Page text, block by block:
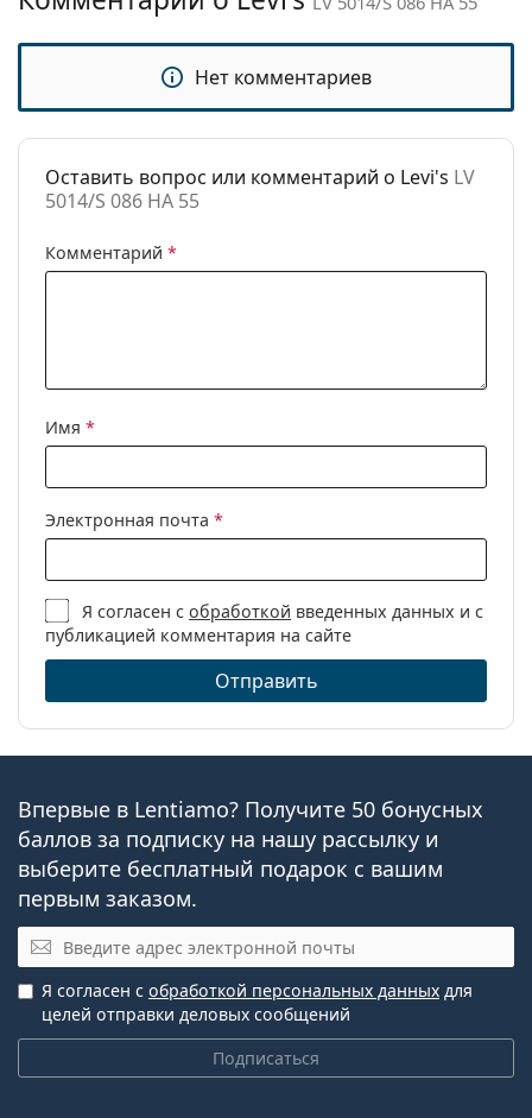
Категория:
Солнцезащитные очки
Бренд:
Levi´s
Использование:
Мода
Нет комментариев
Оставить вопрос или комментарий о Levi's LV
5014/S 086 HA 55
Комментарий *
Имя *
Электронная почта *
Я согласен собработкой введенных данных и с
публикацией комментария на сайте
Отправить
Впервые в Lentiamo? Получите 50 бонусных
баллов за подписку на нашу рассылку и
выберите бесплатный подарок с вашим
первым заказом.
Электронная почта
Подписаться
Я согласен с обработкой персональных данных для
целей отправки деловых сообщений